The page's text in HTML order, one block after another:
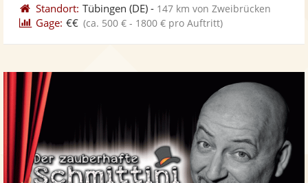
Standort: Tübingen (DE) - 147 km von Zweibrücken
Gage: €€ (ca. 500 € - 1800 € pro Auftritt)